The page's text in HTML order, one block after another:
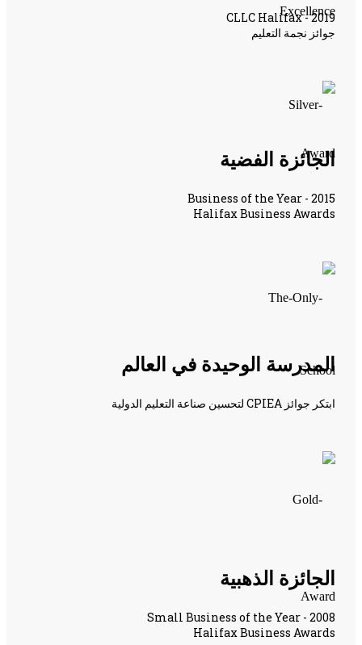
CLLC Halifax - 2019
جوائز نجمة التعليم
الجائزة الفضية
Business of the Year - 2015
Halifax Business Awards
المدرسة الوحيدة في العالم
ابتكر جوائز CPIEA لتحسين صناعة التعليم الدولية
الجائزة الذهبية
Small Business of the Year - 2008
Halifax Business Awards